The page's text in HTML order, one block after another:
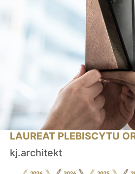
LAUREAT PLEBISCYTU
kj.architekt